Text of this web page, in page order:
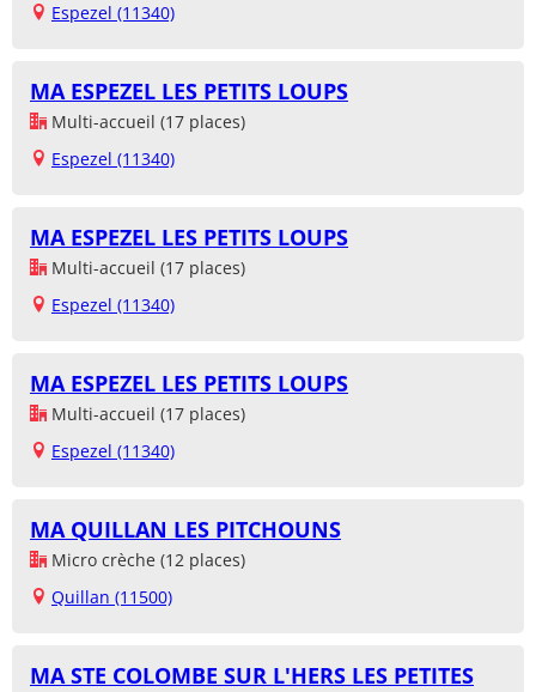
Espezel (11340)
MA ESPEZEL LES PETITS LOUPS
Multi-accueil (17 places)
Espezel (11340)
MA ESPEZEL LES PETITS LOUPS
Multi-accueil (17 places)
Espezel (11340)
MA ESPEZEL LES PETITS LOUPS
Multi-accueil (17 places)
Espezel (11340)
MA QUILLAN LES PITCHOUNS
Micro crèche (12 places)
Quillan (11500)
MA STE COLOMBE SUR L'HERS LES PETITES